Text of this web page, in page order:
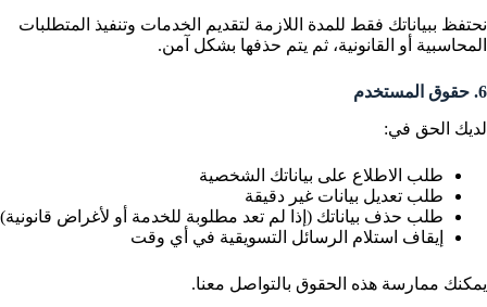
نحتفظ ببياناتك فقط للمدة اللازمة لتقديم الخدمات وتنفيذ المتطلبات
المحاسبية أو القانونية، ثم يتم حذفها بشكل آمن.
6. حقوق المستخدم
لديك الحق في:
طلب الاطلاع على بياناتك الشخصية
طلب تعديل بيانات غير دقيقة
طلب حذف بياناتك (إذا لم تعد مطلوبة للخدمة أو لأغراض قانونية)
إيقاف استلام الرسائل التسويقية في أي وقت
يمكنك ممارسة هذه الحقوق بالتواصل معنا.